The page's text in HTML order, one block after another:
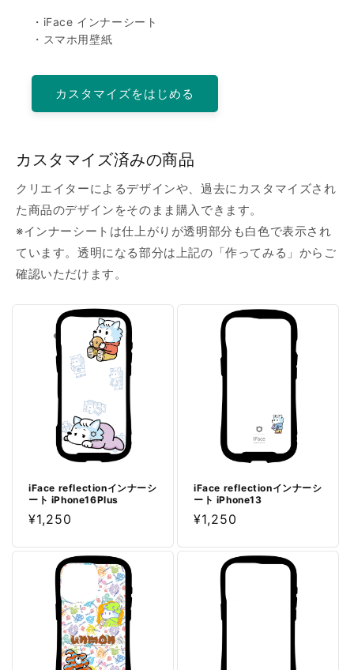
・iFace インナーシート
・スマホ用壁紙
カスタマイズをはじめる
カスタマイズ済みの商品
クリエイターによるデザインや、過去にカスタマイズされ
た商品のデザインをそのまま購入できます。
※インナーシートは仕上がりが透明部分も白色で表示され
ています。透明になる部分は上記の「作ってみる」からご
確認いただけます。
iFace reflectionインナーシ
ート iPhone16Plus
通
¥1,250
iFace reflectionインナーシ
ート iPhone13
通
¥1,250